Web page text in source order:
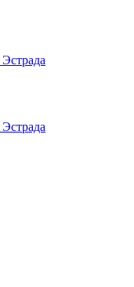
Эстрада
Эстрада